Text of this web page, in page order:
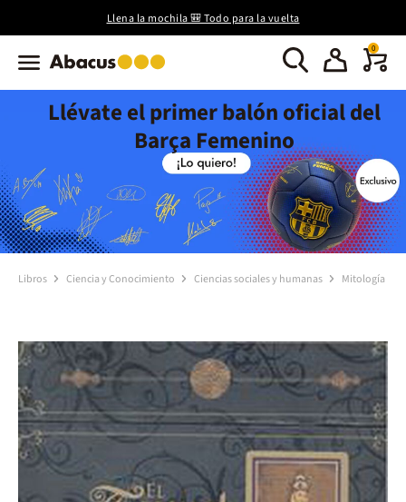
Llena la mochila 🎒 Todo para la vuelta
0
Llévate el primer balón oficial del
Barça Femenino
Libros Ciencia y Conocimiento Ciencias sociales y humanas Mitología